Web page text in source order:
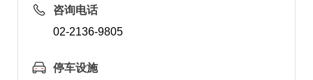
咨询电话
02-2136-9805
停车设施